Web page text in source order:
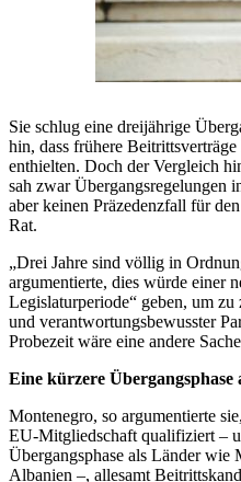
Sie schlug eine dreijährige
hin, dass frühere
enthielten. Doch der Vergleich
sah zwar Übergangsregelungen
aber keinen Präzedenzfall für
Rat.
„Drei Jahre sind völlig in
argumentierte, dies würde einer
Legislaturperiode“ geben, um
und verantwortungsbewusster
Probezeit wäre eine andere
Eine kürzere Übergangsphase
Montenegro, so argumentierte
EU-Mitgliedschaft qualifiziert –
Übergangsphase als Länder
Albanien –, allesamt